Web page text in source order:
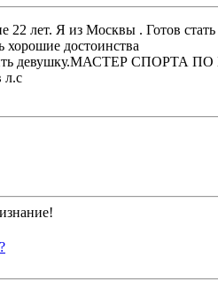
22 лет. Я из Москвы . Готов
хорошие достоинства
девушку.МАСТЕР СПОРТА
л.с